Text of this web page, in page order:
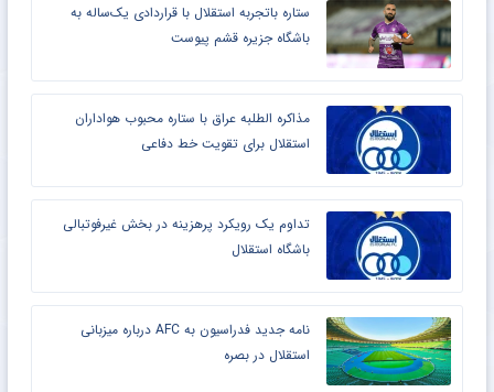
ستاره باتجربه استقلال با قراردادی یک‌ساله به
باشگاه جزیره قشم پیوست
مذاکره الطلبه عراق با ستاره محبوب هواداران
استقلال برای تقویت خط دفاعی
تداوم یک رویکرد پرهزینه در بخش غیرفوتبالی
باشگاه استقلال
نامه جدید فدراسیون به AFC درباره میزبانی
استقلال در بصره